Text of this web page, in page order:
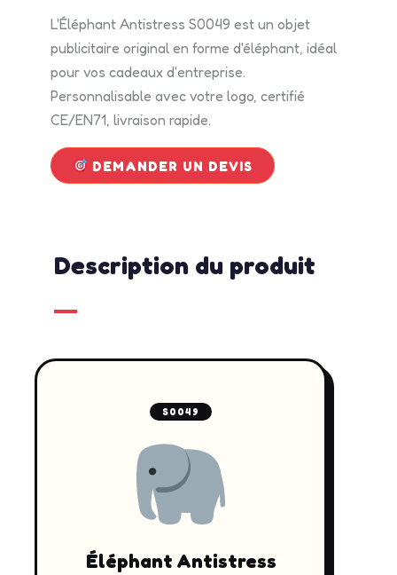
L'Éléphant Antistress S0049 est un objet
publicitaire original en forme d'éléphant, idéal
pour vos cadeaux d'entreprise.
Personnalisable avec votre logo, certifié
CE/EN71, livraison rapide.
DEMANDER UN DEVIS
Description du produit
S0049
Éléphant Antistress